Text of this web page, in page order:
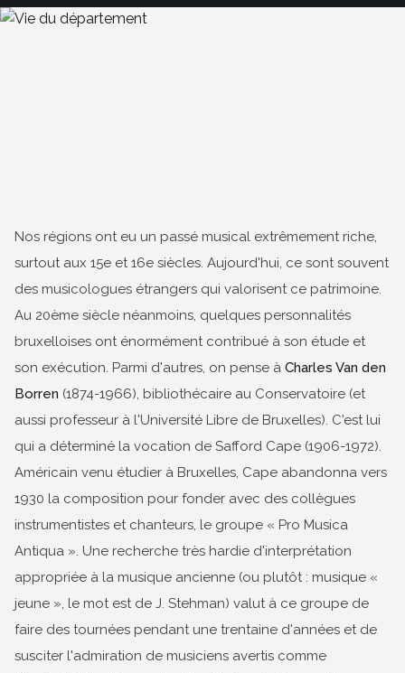
Nos régions ont eu un passé musical extrêmement riche,
surtout aux 15e et 16e siècles. Aujourd'hui, ce sont souvent
des musicologues étrangers qui valorisent ce patrimoine.
Au 20ème siècle néanmoins, quelques personnalités
bruxelloises ont énormément contribué à son étude et
son exécution. Parmi d'autres, on pense à Charles Van den
Borren (1874-1966), bibliothécaire au Conservatoire (et
aussi professeur à l'Université Libre de Bruxelles). C'est lui
qui a déterminé la vocation de Safford Cape (1906-1972).
Américain venu étudier à Bruxelles, Cape abandonna vers
1930 la composition pour fonder avec des collègues
instrumentistes et chanteurs, le groupe « Pro Musica
Antiqua ». Une recherche très hardie d'interprétation
appropriée à la musique ancienne (ou plutôt : musique «
jeune », le mot est de J. Stehman) valut à ce groupe de
faire des tournées pendant une trentaine d'années et de
susciter l'admiration de musiciens avertis comme